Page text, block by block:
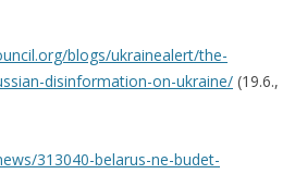
blogs/ukrainealert/the-
disinformation-on-ukraine/ (19.6.,
313040-belarus-ne-budet-